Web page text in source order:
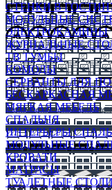
СТЕНКИ В
МОДУЛЬНЫЕ
ЭЛЕКТРОКАМИНЫ
ЖУРНАЛЬНЫЕ
ТВ ТУМБЫ
КОМОДЫ
СЕРВАНТЫ ДЛЯ
БЕСКАРКАСНАЯ
МЯГКАЯ МЕБЕЛЬ
СПАЛЬНЯ
ИНТЕРЬЕРЫ
МОДУЛЬНЫЕ
КРОВАТИ
МАТРАСЫ
ТУАЛЕТНЫЕ